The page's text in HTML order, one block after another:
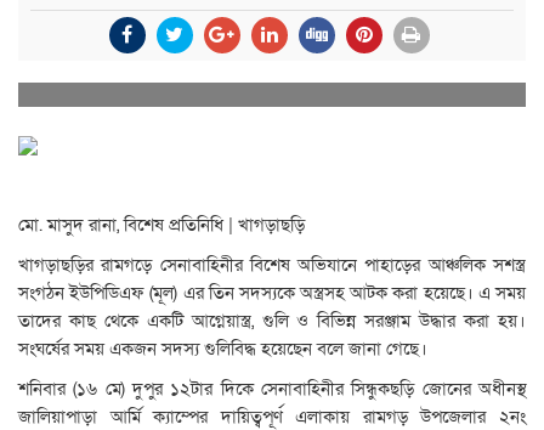
মো. মাসুদ রানা, বিশেষ প্রতিনিধি | খাগড়াছড়ি
খাগড়াছড়ির রামগড়ে সেনাবাহিনীর বিশেষ অভিযানে পাহাড়ের আঞ্চলিক সশস্ত্র
সংগঠন ইউপিডিএফ (মূল) এর তিন সদস্যকে অস্ত্রসহ আটক করা হয়েছে। এ সময়
তাদের কাছ থেকে একটি আগ্নেয়াস্ত্র, গুলি ও বিভিন্ন সরঞ্জাম উদ্ধার করা হয়।
সংঘর্ষের সময় একজন সদস্য গুলিবিদ্ধ হয়েছেন বলে জানা গেছে।
শনিবার (১৬ মে) দুপুর ১২টার দিকে সেনাবাহিনীর সিন্ধুকছড়ি জোনের অধীনস্থ
জালিয়াপাড়া আর্মি ক্যাম্পের দায়িত্বপূর্ণ এলাকায় রামগড় উপজেলার ২নং